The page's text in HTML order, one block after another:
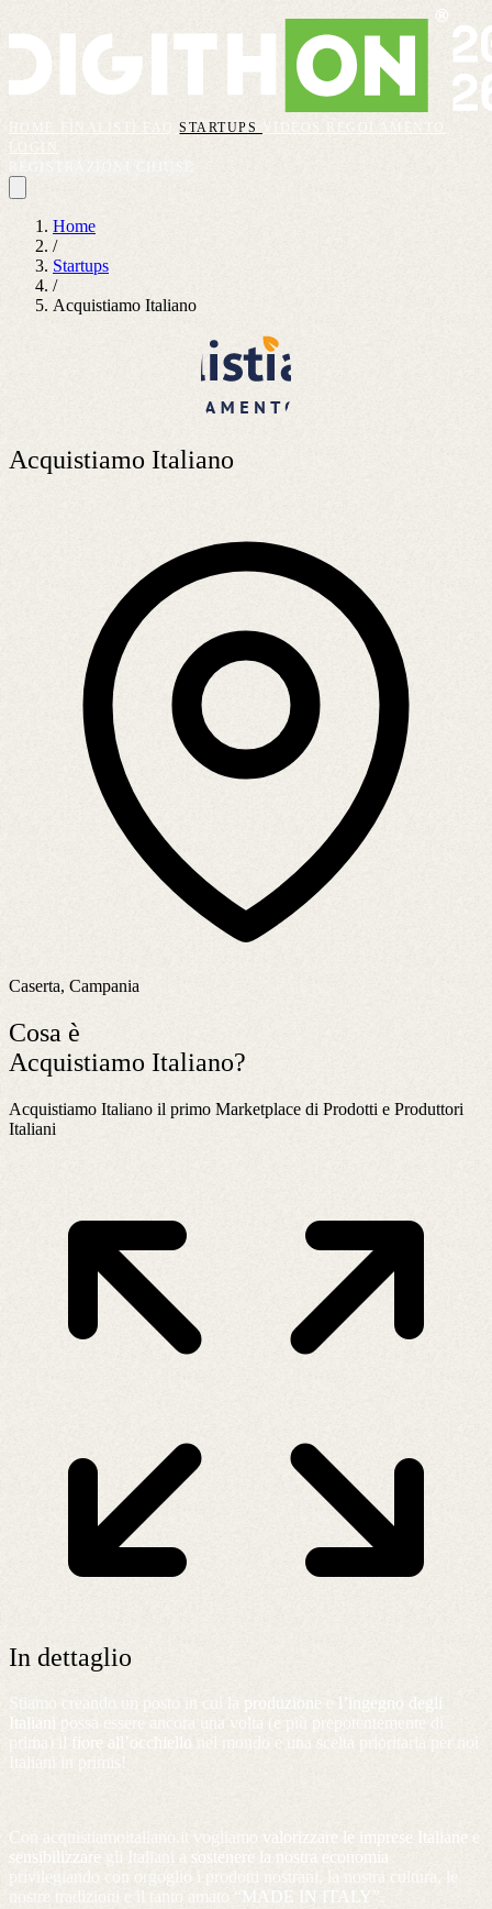
FAQSTARTUPS VIDEOS
REGOLAMENTO
Home
/
Startups
/
Acquistiamo Italiano
Acquistiamo Italiano
Caserta, Campania
Cosa è
Acquistiamo Italiano?
Acquistiamo Italiano il primo Marketplace di Prodotti e Produttori
Italiani
In dettaglio
Stiamo creando un posto in cui la produzione
l’ingegno degli
Italiani
possa essere ancora una volta (e più prepotentemente di
prima) il
fiore all’occhiello
nel mondo e una scelta prioritaria per noi
Italiani in primis!
Con acquistiamoitaliano.it vogliamo valorizzare le imprese Italiane e
sensibilizzare
gli Italiani a sostenere la nostra economia
privilegiando con orgoglio i prodotti nostrani, la nostra cultura, le
nostre tradizioni e il tanto amato “
MADE IN ITALY ”.